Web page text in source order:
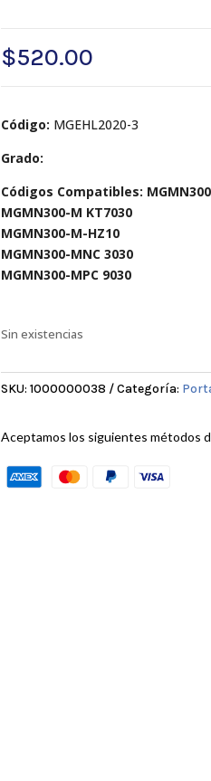
$520.00
Código: MGEHL2020-3
Grado:
Códigos Compatibles:
MGMN300-M KT7030
MGMN300-M-HZ10
MGMN300-MNC 3030
MGMN300-MPC 9030
Sin existencias
SKU: 1000000038 Categoría:
Aceptamos los siguientes métodos